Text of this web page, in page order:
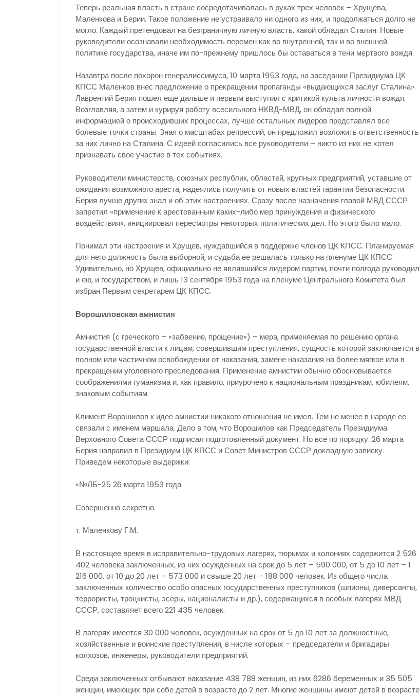
Теперь реальная власть в стране сосредотачивалась в руках трех человек – Хрущева,
Маленкова и Берии. Такое положение не устраивало ни одного из них, и продолжаться долго не
могло. Каждый претендовал на безграничную личную власть, какой обладал Сталин. Новые
руководители осознавали необходимость перемен как во внутренней, так и во внешней
политике государства, иначе им по-прежнему пришлось бы оставаться в тени мертвого вождя.
Назавтра после похорон генералиссимуса, 10 марта 1953 года, на заседании Президиума ЦК
КПСС Маленков внес предложение о прекращении пропаганды «выдающихся заслуг Сталина».
Лаврентий Берия пошел еще дальше и первым выступил с критикой культа личности вождя.
Возглавляя, а затем и курируя работу всесильного НКВД-МВД, он обладал полной
информацией о происходивших процессах, лучше остальных лидеров представлял все
болевые точки страны. Зная о масштабах репрессий, он предложил возложить ответственность
за них лично на Сталина. С идеей согласились все руководители – никто из них не хотел
признавать свое участие в тех событиях.
Руководители министерств, союзных республик, областей, крупных предприятий, уставшие от
ожидания возможного ареста, надеялись получить от новых властей гарантии безопасности.
Берия лучше других знал и об этих настроениях. Сразу после назначения главой МВД СССР
запретил «применение к арестованным каких-либо мер принуждения и физического
воздействия», инициировал пересмотры некоторых политических дел. Но этого было мало.
Понимал эти настроения и Хрущев, нуждавшийся в поддержке членов ЦК КПСС. Планируемая
для него должность была выборной, и судьба ее решалась только на пленуме ЦК КПСС.
Удивительно, но Хрущев, официально не являвшийся лидером партии, почти полгода руководил
и ею, и государством, и лишь 13 сентября 1953 года на пленуме Центрального Комитета был
избран Первым секретарем ЦК КПСС.
Ворошиловская амнистия
Амнистия (с греческого – «забвение, прощение») – мера, применяемая по решению органа
государственной власти к лицам, совершившим преступления, сущность которой заключается в
полном или частичном освобождении от наказания, замене наказания на более мягкое или в
прекращении уголовного преследования. Применение амнистии обычно обосновывается
соображениями гуманизма и, как правило, приурочено к национальным праздникам, юбилеям,
знаковым событиям.
Климент Ворошилов к идее амнистии никакого отношения не имел. Тем не менее в народе ее
связали с именем маршала. Дело в том, что Ворошилов как Председатель Президиума
Верховного Совета СССР подписал подготовленный документ. Но все по порядку. 26 марта
Берия направил в Президиум ЦК КПСС и Совет Министров СССР докладную записку.
Приведем некоторые выдержки:
«№ЛБ-25 26 марта 1953 года.
Совершенно секретно.
т. Маленкову Г.М.
В настоящее время в исправительно-трудовых лагерях, тюрьмах и колониях содержится 2 526
402 человека заключенных, из них осужденных на срок до 5 лет – 590 000, от 5 до 10 лет – 1
216 000, от 10 до 20 лет – 573 000 и свыше 20 лет – 188 000 человек. Из общего числа
заключенных количество особо опасных государственных преступников (шпионы, диверсанты,
террористы, троцкисты, эсеры, националисты и др.), содержащихся в особых лагерях МВД
СССР, составляет всего 221 435 человек.
В лагерях имеется 30 000 человек, осужденных на срок от 5 до 10 лет за должностные,
хозяйственные и воинские преступления, в числе которых – председатели и бригадиры
колхозов, инженеры, руководители предприятий.
Среди заключенных отбывают наказание 438 788 женщин, из них 6286 беременных и 35 505
женщин, имеющих при себе детей в возрасте до 2 лет. Многие женщины имеют детей в возрасте